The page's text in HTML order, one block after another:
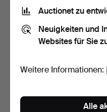
4 Gebote
43 USD
Auctionet zu
Neuigkeiten und
Websites für Sie
Weitere Informationen:
Alle